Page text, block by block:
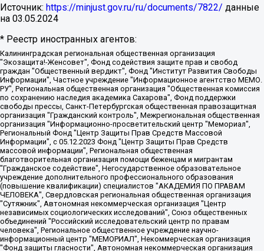
Источник: https://minjust.gov.ru/ru/documents/7822/ данные
на 03.05.2024
* Реестр иностранных агентов:
Калининградская региональная общественная организация "Экозащита!-Женсовет", Фонд содействия защите прав и свобод граждан "Общественный вердикт", Фонд "Институт Развития Свободы Информации", Частное учреждение "Информационное агентство МЕМО. РУ", Региональная общественная организация "Общественная комиссия по сохранению наследия академика Сахарова", Фонд поддержки свободы прессы, Санкт-Петербургская общественная правозащитная организация "Гражданский контроль", Межрегиональная общественная организация "Информационно-просветительский центр "Мемориал", Региональный Фонд "Центр Защиты Прав Средств Массовой Информации", с 05.12.2023 Фонд "Центр Защиты Прав Средств массовой информации", Региональная общественная благотворительная организация помощи беженцам и мигрантам "Гражданское содействие", Негосударственное образовательное учреждение дополнительного профессионального образования (повышение квалификации) специалистов "АКАДЕМИЯ ПО ПРАВАМ ЧЕЛОВЕКА", Свердловская региональная общественная организация "Сутяжник", Автономная некоммерческая организация "Центр независимых социологических исследований", Союз общественных объединений "Российский исследовательский центр по правам человека", Региональное общественное учреждение научно-информационный центр "МЕМОРИАЛ", Некоммерческая организация "Фонд защиты гласности", Автономная некоммерческая организация "Институт прав человека", Городская общественная организация "Екатеринбургское общество "МЕМОРИАЛ", Городская общественная организация "Рязанское историко-просветительское и правозащитное общество "Мемориал" (Рязанский Мемориал), Челябинский региональный орган общественной самодеятельности – женское общественное объединение "Женщины Евразии", Челябинский региональный орган общественной самодеятельности "Уральская правозащитная группа", Фонд содействия защите здоровья и социальной справедливости имени Андрея Рылькова, Автономная Некоммерческая Организация "Аналитический Центр Юрия Левады", Автономная некоммерческая организация социальной поддержки населения "Проект Апрель", Региональная общественная организация помощи женщинам и детям, находящимся в кризисной ситуации "Информационно-методический центр "Анна", Фонд содействия развитию массовых коммуникаций и правовому просвещению "Так-так-Так", Фонд содействия устойчивому развитию "Серебряная тайга", Свердловский региональный общественный фонд социальных проектов "Новое время", "Idel.Реалии", Кавказ.Реалии, Крым.Реалии, Телеканал Настоящее Время, Татаро-башкирская служба Радио Свобода (Azatliq Radiosi), Радио Свободная Европа/Радио Свобода (PCE/PC), "Сибирь.Реалии", "Фактограф", Благотворительный фонд помощи осужденным и их семьям, Автономная некоммерческая организация "Институт глобализации и социальных движений", Фонд "В защиту прав заключенных", Частное учреждение "Центр поддержки и содействия развитию средств массовой информации", Пензенский региональный общественный благотворительный фонд "Гражданский союз", "Север.Реалии", Некоммерческая организация Фонд "Правовая инициатива", Общество с ограниченной ответственностью "Радио Свободная Европа/Радио Свобода", Чешское информационное агентство "MEDIUM-ORIENT", Красноярская региональная общественная организация "Мы против СПИДа", Камалягин Денис Николаевич, Маркелов Сергей Евгеньевич, Пономарев Лев Александрович, Савицкая Людмила Алексеевна, Автономная некоммерческая организация "Центр по работе с проблемой насилия "НАСИЛИЮ.НЕТ", Межрегиональный профессиональный союз работников здравоохранения "Альянс врачей", Юридическое лицо, зарегистрированное в Латвийской Республике, SIA "Medusa Project" (регистрационный номер 40103797863, дата регистрации 10.06.2014), Некоммерческая организация "Фонд по борьбе с коррупцией", Автономная некоммерческая организация "Институт права и публичной политики", Баданин Роман Сергеевич, Гликин Максим Александрович, Железнова Мария Михайловна, Лукьянова Юлия Сергеевна, Маетная Елизавета Витальевна, Маняхин Петр Борисович, Чуракова Ольга Владимировна, Ярош Юлия Петровна, Юридическое лицо "The Insider SIA", зарегистрированное в Риге, Латвийская Республика (дата регистрации 26.06.2015), являющееся администратором доменного имени интернет-издания "The Insider SIA", https://theins.ru, Постернак Алексей Евгеньевич, Рубин Михаил Аркадьевич, Анин Роман Александрович, Юридическое лицо Istories fonds, зарегистрированное в Латвийской Республике (регистрационный номер 50008295751, дата регистрации 24.02.2020), Великовский Дмитрий Александрович, Долинина Ирина Николаевна, Мароховская Алеся Алексеевна, Шлейнов Роман Юрьевич, Шмагун Олеся Валентиновна, Общество с ограниченной ответственностью "Альтаир 2021", Общество с ограниченной ответственностью "Вега 2021", Общество с ограниченной ответственностью "Главный редактор 2021", Общество с ограниченной ответственностью "Ромашки монолит", Важенков Артем Валерьевич, Ивановская областная общественная организация "Центр гендерных исследований", Гурман Юрий Альбертович, Медиапроект "ОВД-Инфо", Егоров Владимир Владимирович, Жилинский Владимир Александрович, Общество с ограниченной ответственностью "ЗП", Иванова София Юрьевна, Карезина Инна Павловна, Кильтау Екатерина Викторовна, Петров Алексей Викторович, Пискунов Сергей Евгеньевич, Смирнов Сергей Сергеевич, Тихонов Михаил Сергеевич, Общество с ограниченной ответственностью "ЖУРНАЛИСТ-ИНОСТРАННЫЙ АГЕНТ", Арапова Галина Юрьевна, Вольтская Татьяна Анатольевна, Американская компания "Mason G.E.S. Anonymous Foundation" (США), являющаяся владельцем интернет-издания https://mnews.world/, Компания "Stichting Bellingcat", зарегистрированная в Нидерландах (дата регистрации 11.07.2018), Захаров Андрей Вячеславович, Клепиковская Екатерина Дмитриевна, Общество с ограниченной ответственностью "МЕМО", Перл Роман Александрович, Симонов Евгений Алексеевич, Соловьева Елена Анатольевна, Сотников Даниил Владимирович, Сурначева Елизавета Дмитриевна, Автономная некоммерческая организация по защите прав человека и информированию населения "Якутия – Наше Мнение", Общество с ограниченной ответственностью "Москоу диджитал медиа", с 26.01.2023 Общество с ограниченной ответственностью "Чайка Белые сады", Ветошкина Валерия Валерьевна, Заговора Максим Александрович, Межрегиональное общественное движение "Российская ЛГБТ - сеть", Оленичев Максим Владимирович, Павлов Иван Юрьевич, Скворцова Елена Сергеевна, Общество с ограниченной ответственностью "Как бы инагент", Кочетков Игорь Викторович, Общество с ограниченной ответственностью "Честные выборы", Еланчик Олег Александрович, Общество с ограниченной ответственностью "Нобелевский призыв", Гималова Регина Эмилевна, Григорьев Андрей Валерьевич, Григорьева Алина Александровна, Ассоциация по содействию защите прав призывников, альтернативнослужащих и военнослужащих "Правозащитная группа "Гражданин.Армия.Право", Хисамова Регина Фаритовна, Автономная некоммерческая организация по реализации социально-правовых программ "Лилит", Дальневосточное общественное движение "Маяк", Санкт-Петербургская ЛГБТ-инициативная группа "Выход", Инициативная группа ЛГБТ+ "Реверс", Алексеев Андрей Викторович, Бекбулатова Таисия Львовна, Беляев Иван Михайлович, Владыкина Елена Сергеевна, Гельман Марат Александрович, Никульшина Вероника Юрьевна, Толоконникова Надежда Андреевна, Шендерович Виктор Анатольевич, Общество с ограниченной ответственностью "Данное сообщение", Общество с ограниченной ответственностью Издательский дом "Новая глава", Айнбиндер Александра Александровна, Московский комьюнити-центр для ЛГБТ+инициатив, Благотворительный фонд развития филантропии, Deutsche Welle (Германия, Kurt-Schumacher-Strasse 3, 53113 Bonn), Борзунова Мария Михайловна, Воробьев Виктор Викторович, Голубева Анна Львовна, Константинова Алла Михайловна, Малкова Ирина Владимировна, Мурадов Мурад Абдулгалимович, Осетинская Елизавета Николаевна, Понасенков Евгений Николаевич, Ганапольский Матвей Юрьевич, Киселев Евгений Алексеевич, Борухович Ирина Григорьевна, Дремин Иван Тимофеевич, Дубровский Дмитрий Викторович, Красноярская региональная общественная организация поддержки и развития альтернативных образовательных технологий и межкультурных коммуникаций "ИНТЕРРА", Маяковская Екатерина Алексеевна, Фейгин Марк Захарович, Филимонов Андрей Викторович, Дзугкоева Регина Николаевна, Доброхотов Роман Александрович, Дудь Юрий Александрович, Елкин Сергей Владимирович, Кругликов Кирилл Игоревич, Сабунаева Мария Леонидовна, Семенов Алексей Владимирович, Шаинян Карен Багратович, Шульман Екатерина Михайловна, Асафьев Артур Валерьевич, Вахштайн Виктор Семенович, Венедиктов Алексей Алексеевич, Лушникова Екатерина Евгеньевна, Волков Леонид Михайлович, Невзоров Александр Глебович, Пархоменко Сергей Борисович, Сироткин Ярослав Николаевич, Кара-Мурза Владимир Владимирович, Баранова Наталья Владимировна, Гозман Леонид Яковлевич, Кагарлицкий Борис Юльевич, Климарев Михаил Валерьевич, Милов Владимир Станиславович, Автономная некоммерческая организация Краснодарский центр современного искусства "Типография", Моргенштерн Алишер Тагирович, Соболь Любовь Эдуардовна, Общество с ограниченной ответственностью "ЛИЗА НОРМ", Каспаров Гарри Кимович, Ходорковский Михаил Борисович, Общество с ограниченной ответственностью "Апрельские тезисы", Данилович Ирина Брониславовна, Кашин Олег Владимирович, Петров Николай Владимирович, Пивоваров Алексей Владимирович, Соколов Михаил Владимирович, Цветкова Юлия Владимировна, Чичваркин Евгений Александрович, Комитет против пыток/Команда против пыток, Общество с ограниченной ответственностью "Первый научный", Общество с ограниченной ответственностью "Вертолет и ко", Белоцерковская Вероника Борисовна, Кац Максим Евгеньевич, Лазарева Татьяна Юрьевна, Шаведдинов Руслан Табризович, Яшин Илья Валерьевич, Общество с ограниченной ответственностью "Иноагент ААВ", Алешковский Дмитрий Петрович, Альбац Евгения Марковна, Быков Дмитрий Львович, Галямина Юлия Евгеньевна, Лойко Сергей Леонидович, Мартынов Кирилл Константинович, Медведев Сергей Александрович, Крашенинников Федор Геннадиевич, Гордеева Катерина Вл